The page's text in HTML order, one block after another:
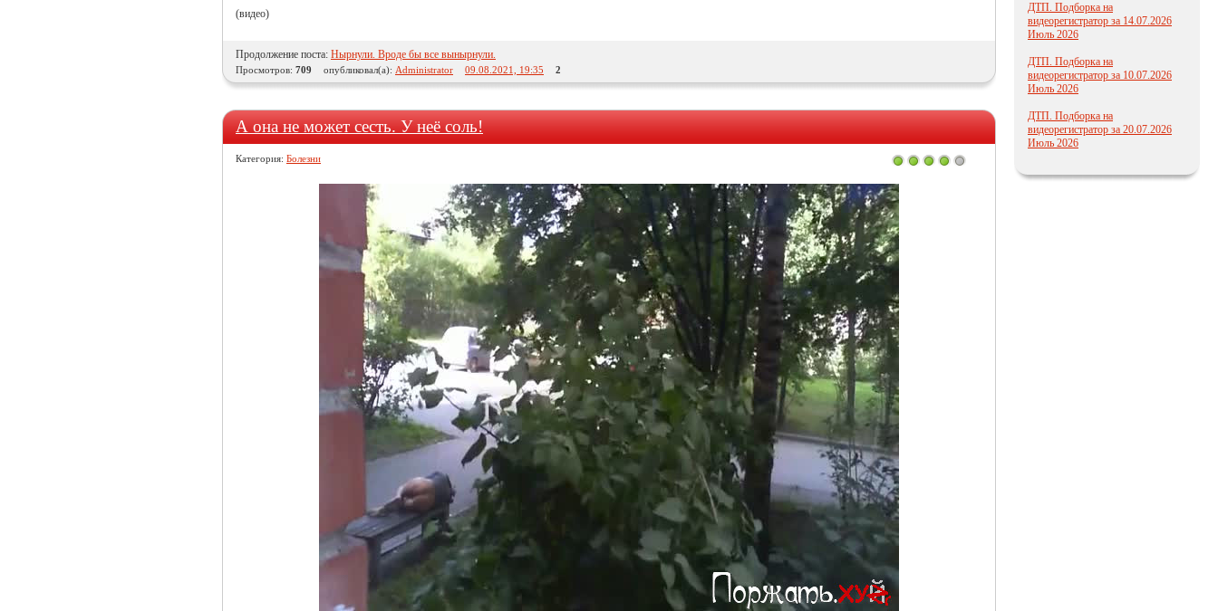
(видео)
Продолжение поста: Нырнули. Вроде бы все вынырнули.
Просмотров: 709 опубликовал(а): Administrator 09.08.2021, 19:35 2
А она не может сесть. У неё соль!
Категория: Болезни
ДТП. Подборка на
видеорегистратор за 14.07.2026
Июль 2026
ДТП. Подборка на
видеорегистратор за 10.07.2026
Июль 2026
ДТП. Подборка на
видеорегистратор за 20.07.2026
Июль 2026